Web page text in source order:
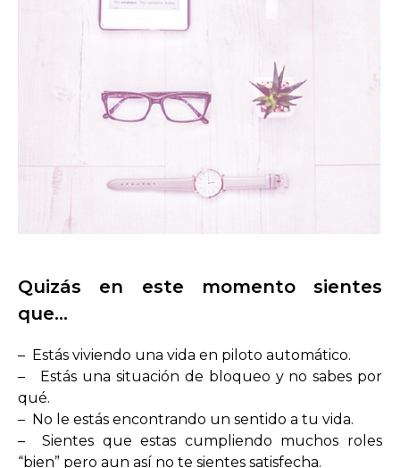
Quizás en este momento sientes
que…
– Estás viviendo una vida en piloto automático.
– Estás una situación de bloqueo y no sabes por
qué.
– No le estás encontrando un sentido a tu vida.
– Sientes que estas cumpliendo muchos roles
“bien” pero aun así no te sientes satisfecha.